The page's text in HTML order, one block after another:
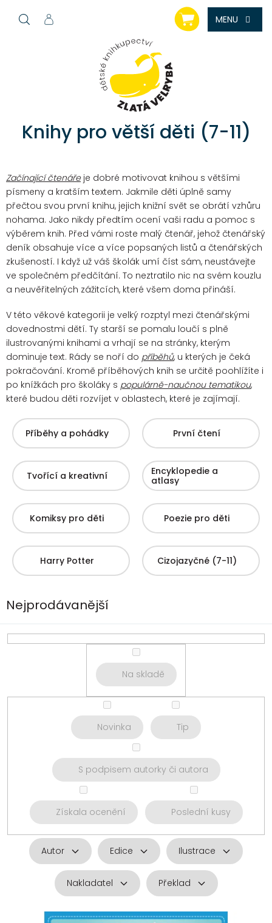
NÁKUPNÍ
KOŠÍK
Knihy pro větší děti (7-11)
Začínající čtenářeje dobré motivovat knihou s většími
písmeny a kratším textem. Jakmile děti úplně samy
přečtou svou první knihu, jejich knižní svět se obrátí vzhůru
nohama. Jako nikdy předtím ocení vaši radu a pomoc s
výběrem knih. Před vámi roste malý čtenář, jehož čtenářský
deník obsahuje více a více popsaných listů a čtenářských
zkušeností. I když už váš školák umí číst sám, neustávejte
ve společném předčítání. To neztratilo nic na svém kouzlu
a neuvěřitelných zážitcích, které všem doma přináší.
V této věkové kategorii je velký rozptyl mezi čtenářskými
dovednostmi dětí. Ty starší se pomalu loučí s plně
ilustrovanými knihami a vrhají se na stránky, kterým
dominuje text. Rády se noří do příběhů, u kterých je čeká
pokračování. Kromě příběhových knih se určitě poohlížíte i
po knížkách pro školáky s populárně-naučnou tematikou,
které budou děti rozvíjet v oblastech, které je zajímají.
Příběhy a pohádky První čtení
Tvořící a kreativní
Encyklopedie a
atlasy
Komiksy pro děti Poezie pro děti
Harry Potter Cizojazyčné (7-11)
Nejprodávanější
Na skladě
Novinka Tip
S podpisem autorky či autora
Získala ocenění Poslední kusy
Autor Edice Ilustrace
Nakladatel Překlad